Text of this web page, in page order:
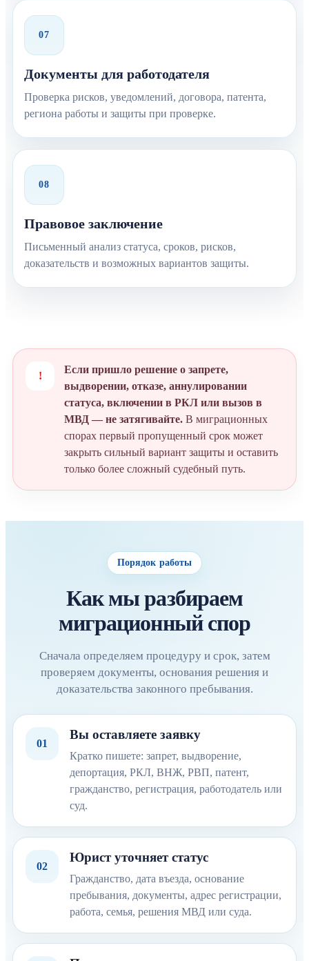
07
Документы для работодателя
Проверка рисков, уведомлений, договора, патента,
региона работы и защиты при проверке.
08
Правовое заключение
Письменный анализ статуса, сроков, рисков,
доказательств и возможных вариантов защиты.
!
Если пришло решение о запрете,
выдворении, отказе, аннулировании
статуса, включении в РКЛ или вызов в
МВД — не затягивайте. В миграционных
спорах первый пропущенный срок может
закрыть сильный вариант защиты и оставить
только более сложный судебный путь.
Порядок работы
Как мы разбираем
миграционный спор
Сначала определяем процедуру и срок, затем
проверяем документы, основания решения и
доказательства законного пребывания.
01
Вы оставляете заявку
Кратко пишете: запрет, выдворение,
депортация, РКЛ, ВНЖ, РВП, патент,
гражданство, регистрация, работодатель или
суд.
02
Юрист уточняет статус
Гражданство, дата въезда, основание
пребывания, документы, адрес регистрации,
работа, семья, решения МВД или суда.